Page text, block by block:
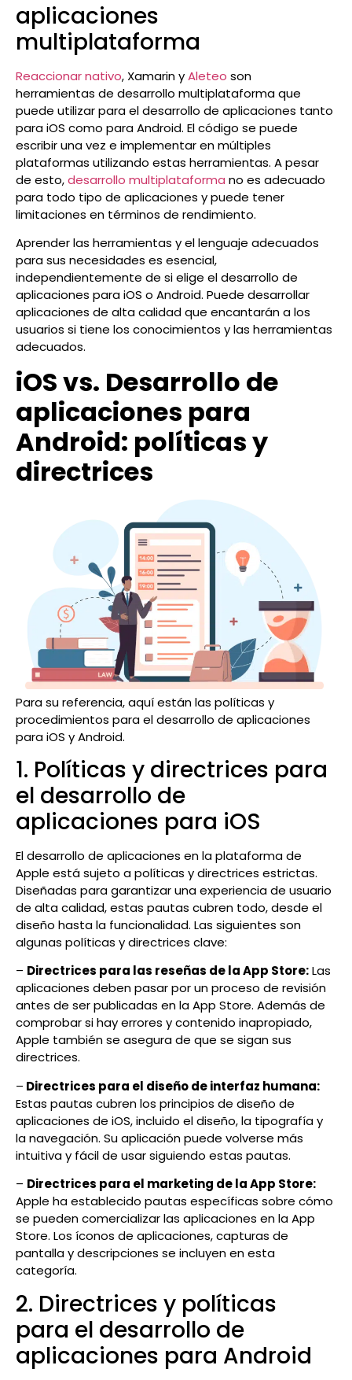
aplicaciones
multiplataforma
Reaccionar nativo, Xamarin yAleteo son
herramientas de desarrollo multiplataforma que
puede utilizar para el desarrollo de aplicaciones tanto
para iOS como para Android. El código se puede
escribir una vez e implementar en múltiples
plataformas utilizando estas herramientas. A pesar
de esto,desarrollo multiplataforma no es adecuado
para todo tipo de aplicaciones y puede tener
limitaciones en términos de rendimiento.
Aprender las herramientas y el lenguaje adecuados
para sus necesidades es esencial,
independientemente de si elige el desarrollo de
aplicaciones para iOS o Android. Puede desarrollar
aplicaciones de alta calidad que encantarán a los
usuarios si tiene los conocimientos y las herramientas
adecuados.
iOS vs. Desarrollo de
aplicaciones para
Android: políticas y
directrices
Para su referencia, aquí están las políticas y
procedimientos para el desarrollo de aplicaciones
para iOS y Android.
1. Políticas y directrices para
el desarrollo de
aplicaciones para iOS
El desarrollo de aplicaciones en la plataforma de
Apple está sujeto a políticas y directrices estrictas.
Diseñadas para garantizar una experiencia de usuario
de alta calidad, estas pautas cubren todo, desde el
diseño hasta la funcionalidad. Las siguientes son
algunas políticas y directrices clave:
– Directrices para las reseñas de la App Store:Las
aplicaciones deben pasar por un proceso de revisión
antes de ser publicadas en la App Store. Además de
comprobar si hay errores y contenido inapropiado,
Apple también se asegura de que se sigan sus
directrices.
– Directrices para el diseño de interfaz humana:
Estas pautas cubren los principios de diseño de
aplicaciones de iOS, incluido el diseño, la tipografía y
la navegación. Su aplicación puede volverse más
intuitiva y fácil de usar siguiendo estas pautas.
– Directrices para el marketing de la App Store:
Apple ha establecido pautas específicas sobre cómo
se pueden comercializar las aplicaciones en la App
Store. Los íconos de aplicaciones, capturas de
pantalla y descripciones se incluyen en esta
categoría.
2. Directrices y políticas
para el desarrollo de
aplicaciones para Android